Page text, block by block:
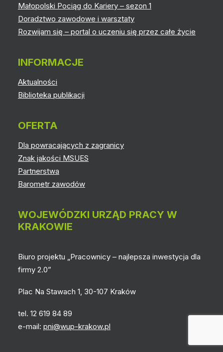
Małopolski Pociąg do Kariery – sezon 1
Doradztwo zawodowe i warsztaty
Rozwijam się – portal o uczeniu się przez całe życie
INFORMACJE
Aktualności
Biblioteka publikacji
OFERTA
Dla powracających z zagranicy
Znak jakości MSUES
Partnerstwa
Barometr zawodów
WOJEWÓDZKI URZĄD PRACY W
KRAKOWIE
Biuro projektu „Pracownicy – najlepsza inwestycja dla
firmy 2.0”
Plac Na Stawach 1, 30-107 Kraków
tel. 12 619 84 89
e-mail: pni@wup-krakow.pl